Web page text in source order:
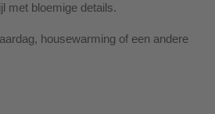
met bloemige details.
housewarming of een andere